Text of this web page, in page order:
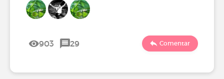
903 29 Comentar